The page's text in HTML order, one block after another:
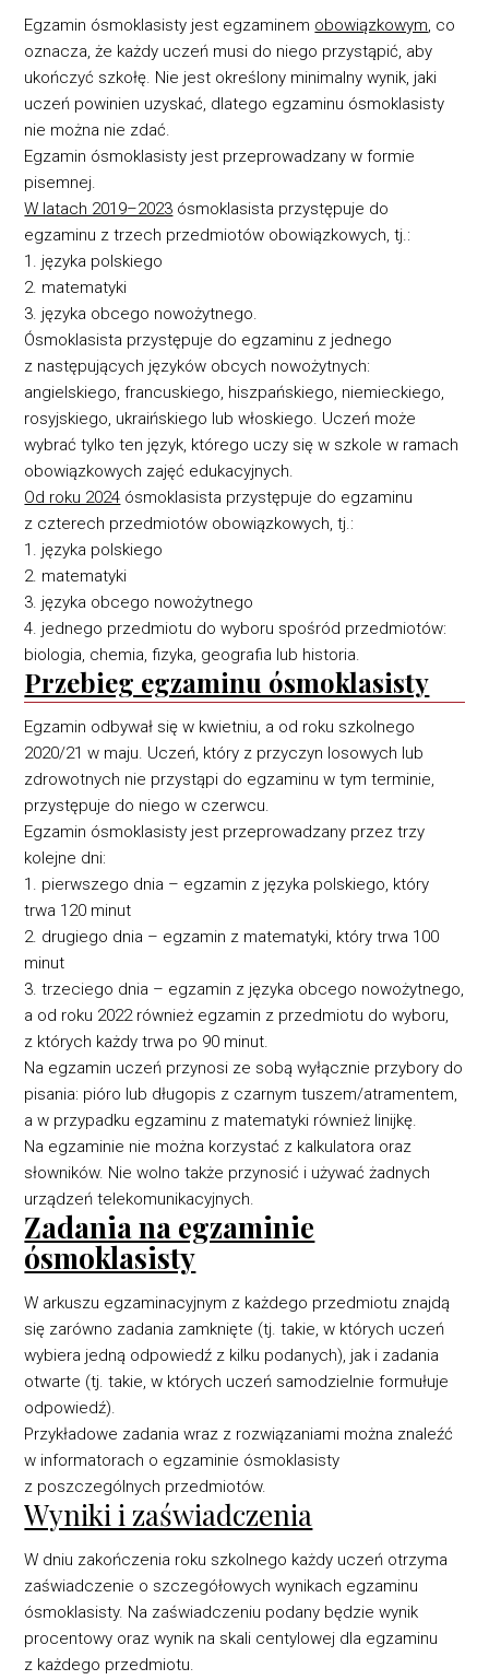
Egzamin ósmoklasisty jest egzaminem obowiązkowym, co
oznacza, że każdy uczeń musi do niego przystąpić, aby
ukończyć szkołę. Nie jest określony minimalny wynik, jaki
uczeń powinien uzyskać, dlatego egzaminu ósmoklasisty
nie można nie zdać.
Egzamin ósmoklasisty jest przeprowadzany w formie
pisemnej.
W latach 2019–2023 ósmoklasista przystępuje do
egzaminu z trzech przedmiotów obowiązkowych, tj.:
1. języka polskiego
2. matematyki
3. języka obcego nowożytnego.
Ósmoklasista przystępuje do egzaminu z jednego
z następujących języków obcych nowożytnych:
angielskiego, francuskiego, hiszpańskiego, niemieckiego,
rosyjskiego, ukraińskiego lub włoskiego. Uczeń może
wybrać tylko ten język, którego uczy się w szkole w ramach
obowiązkowych zajęć edukacyjnych.
Od roku 2024 ósmoklasista przystępuje do egzaminu
z czterech przedmiotów obowiązkowych, tj.:
1. języka polskiego
2. matematyki
3. języka obcego nowożytnego
4. jednego przedmiotu do wyboru spośród przedmiotów:
biologia, chemia, fizyka, geografia lub historia.
Przebieg egzaminu ósmoklasisty
Egzamin odbywał się w kwietniu, a od roku szkolnego
2020/21 w maju. Uczeń, który z przyczyn losowych lub
zdrowotnych nie ‎przystąpi do egzaminu w tym terminie,
przystępuje do niego w czerwcu.‎
Egzamin ósmoklasisty jest przeprowadzany przez trzy
kolejne dni:
1. pierwszego dnia – egzamin z języka polskiego, który
trwa 120 minut
2. drugiego dnia – egzamin z matematyki, który trwa 100
minut
3. trzeciego dnia – egzamin z języka obcego nowożytnego,
a od roku 2022 również egzamin z przedmiotu do wyboru,
z których każdy trwa po 90 minut.
Na egzamin uczeń przynosi ze sobą wyłącznie przybory do
pisania: pióro lub długopis ‎z czarnym tuszem/atramentem,
a w przypadku egzaminu z matematyki również linijkę. ‎
Na egzaminie nie można korzystać z kalkulatora oraz
słowników. Nie wolno także przynosić ‎i używać żadnych
urządzeń telekomunikacyjnych.‎
Zadania na egzaminie
ósmoklasisty
W arkuszu egzaminacyjnym ‎z każdego przedmiotu znajdą
się zarówno zadania ‎zamknięte (tj. takie, w których uczeń
wybiera jedną odpowiedź z kilku podanych), jak i zadania
otwarte (tj. takie, w których uczeń samodzielnie formułuje
odpowiedź). ‎
Przykładowe zadania wraz z rozwiązaniami można znaleźć
w informatorach o egzaminie ósmoklasisty
z poszczególnych przedmiotów.
Wyniki i zaświadczenia
W dniu zakończenia roku szkolnego każdy uczeń otrzyma
zaświadczenie o szczegółowych ‎wynikach egzaminu
ósmoklasisty. Na zaświadczeniu podany będzie wynik
procentowy oraz wynik na skali ‎centylowej dla egzaminu
z każdego przedmiotu.